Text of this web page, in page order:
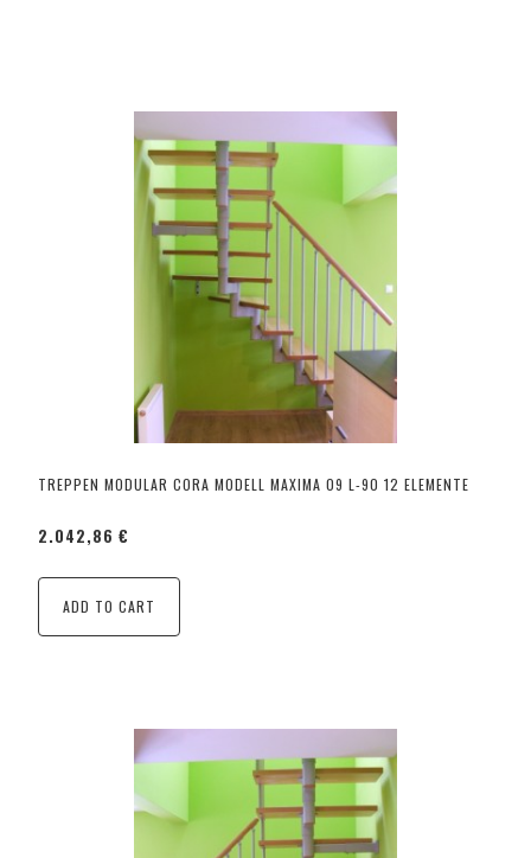
TREPPEN MODULAR CORA MODELL MAXIMA 09 L-90 12 ELEMENTE
2.042,86 €
ADD TO CART